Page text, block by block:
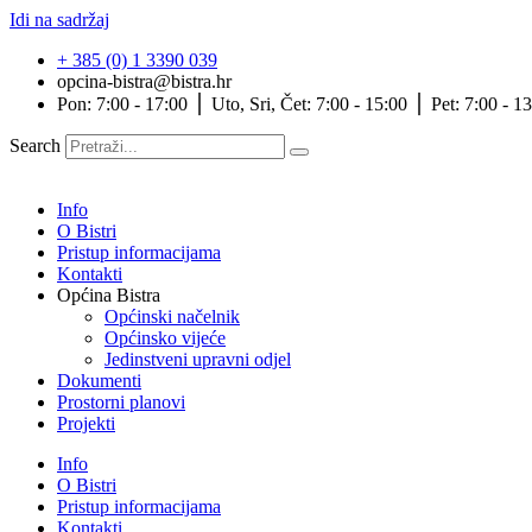
Idi na sadržaj
+ 385 (0) 1 3390 039
opcina-bistra@bistra.hr
Pon: 7:00 - 17:00 ⎪ Uto, Sri, Čet: 7:00 - 15:00 ⎪ Pet: 7:00 -
Search
Info
O Bistri
Pristup informacijama
Kontakti
Općina Bistra
Općinski načelnik
Općinsko vijeće
Jedinstveni upravni odjel
Dokumenti
Prostorni planovi
Projekti
Info
O Bistri
Pristup informacijama
Kontakti